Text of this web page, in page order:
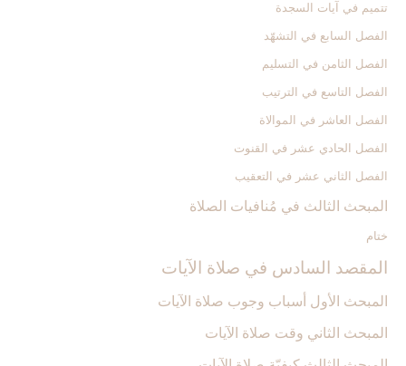
تتميم في آيات السجدة
الفصل السابع في التشهّد
الفصل الثامن في التسليم
الفصل التاسع في الترتيب
الفصل العاشر في الموالاة
الفصل الحادي عشر في القنوت
الفصل الثاني عشر في التعقيب
المبحث الثالث في مُنافيات الصلاة
ختام
المقصد السادس في صلاة الآيات‏
المبحث الأول أسباب وجوب صلاة الآيات‏
المبحث الثاني وقت صلاة الآيات‏